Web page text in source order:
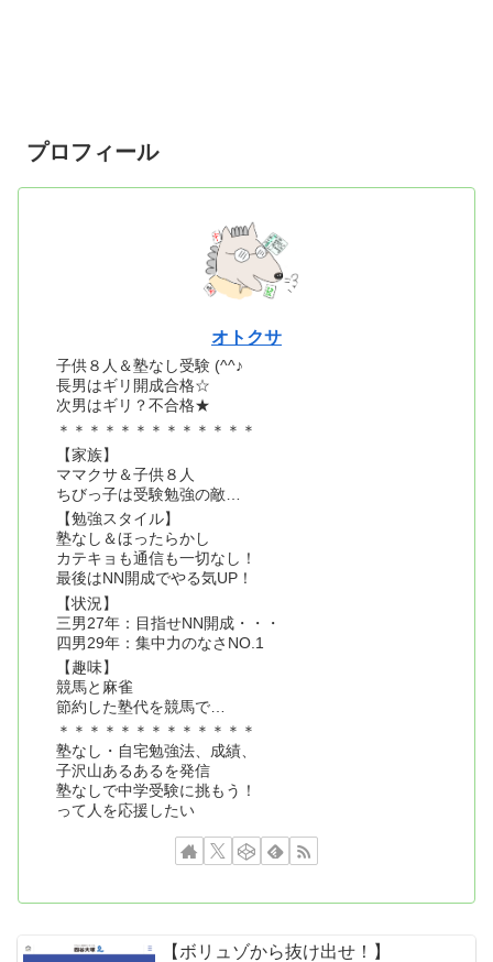
プロフィール
オトクサ
子供８人＆塾なし受験 (^^♪
長男はギリ開成合格☆
次男はギリ？不合格★
＊＊＊＊＊＊＊＊＊＊＊＊＊
【家族】
ママクサ＆子供８人
ちびっ子は受験勉強の敵…
【勉強スタイル】
塾なし＆ほったらかし
カテキョも通信も一切なし！
最後はNN開成でやる気UP！
【状況】
三男27年：目指せNN開成・・・
四男29年：集中力のなさNO.1
【趣味】
競馬と麻雀
節約した塾代を競馬で…
＊＊＊＊＊＊＊＊＊＊＊＊＊
塾なし・自宅勉強法、成績、
子沢山あるあるを発信
塾なしで中学受験に挑もう！
って人を応援したい
【ボリュゾから抜け出せ！】